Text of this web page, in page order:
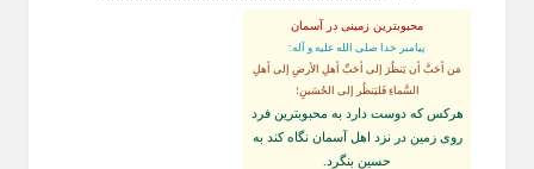
محبوبترین زمینی در آسمان
پيامبر خدا صلى الله عليه و آله:
مَن أحَبَّ أن يَنظُرَ إلى أحَبِّ أهلِ الأرضِ إلى أهلِ
السَّماءِ فَليَنظُر إلى الحُسَينِ؛
هركس كه دوست دارد به محبوبترين فرد
روى زمين در نزد اهل آسمان نگاه كند به
حسين بنگرد.